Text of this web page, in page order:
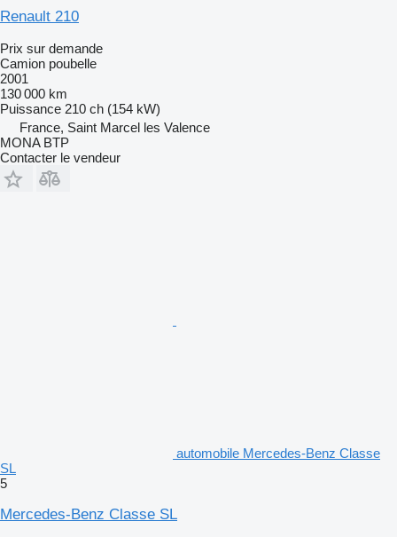
Renault 210
Prix sur demande
Camion poubelle
2001
130 000 km
Puissance 210 ch (154 kW)
France, Saint Marcel les Valence
MONA BTP
Contacter le vendeur
automobile Mercedes-Benz Classe
SL
5
Mercedes-Benz Classe SL